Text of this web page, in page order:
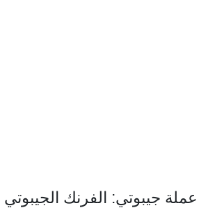
عملة جيبوتي: الفرنك الجيبوتي